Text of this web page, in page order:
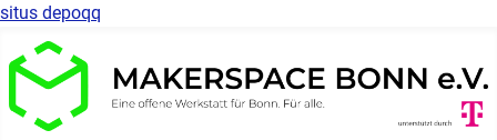
situs depoqq